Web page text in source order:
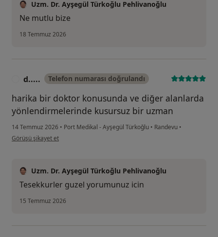
Uzm. Dr. Ayşegül Türkoğlu Pehlivanoğlu
Ne mutlu bize
18 Temmuz 2026
d..... Telefon numarası doğrulandı
harika bir doktor konusunda ve diğer alanlarda
yönlendirmelerinde kusursuz bir uzman
14 Temmuz 2026 • Port Medikal - Ayşegül Türkoğlu • Randevu •
kullanıcının görüşüne göre d.....
Görüşü şikayet et
Uzm. Dr. Ayşegül Türkoğlu Pehlivanoğlu
Tesekkurler guzel yorumunuz icin
15 Temmuz 2026